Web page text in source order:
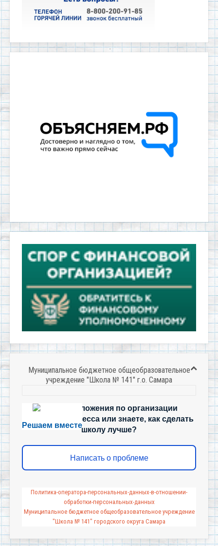
Муниципальное бюджетное общеобразовательное
учреждение "Школа № 141" г.о. Самара
Решаем вместе
Есть предложения по организации
учебного процесса или знаете, как сделать
школу лучше?
Написать о проблеме
Политика-оператора-персональных-данных-в-отношении-
обработки-персональных-данных
Муниципальное бюджетное общеобразовательное учреждение
"Школа № 141" городского округа Самара